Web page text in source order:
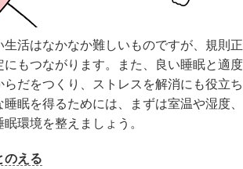
生活はなかなか難しいものですが、規則正
にもつながります。また、良い睡眠と適度
らだをつくり、ストレスを解消にも役立ち
眠を得るためには、まずは室温や湿度、
環境を整えましょう。
のえる